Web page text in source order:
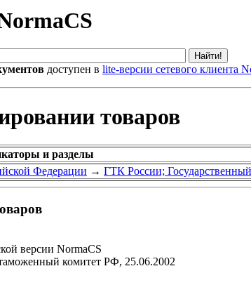
доступен в lite-версии сетевого клиента
товаров
и разделы
Федерации → ГТК России;
версии NormaCS
комитет РФ, 25.06.2002